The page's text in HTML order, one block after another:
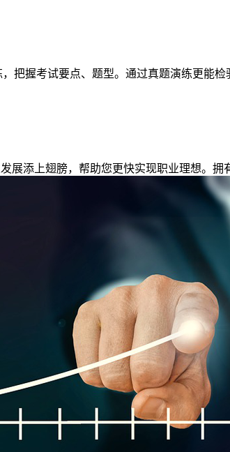
把握考试要点、题型。通过真题演练更能
展添上翅膀，帮助您更快实现职业理想。